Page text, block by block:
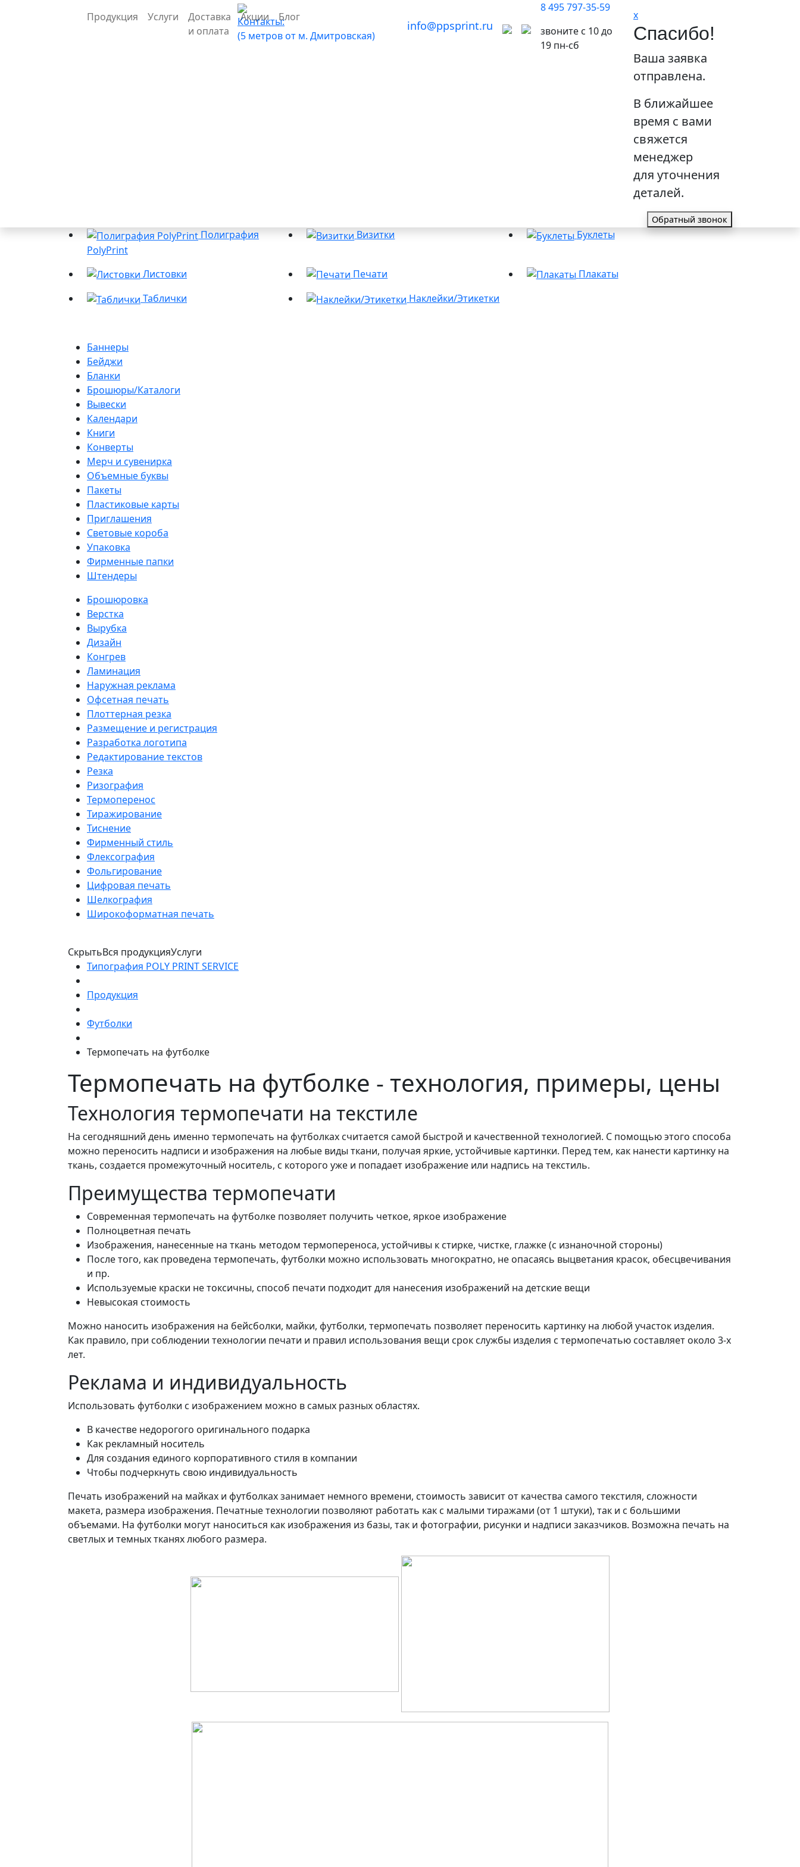
Продукция Услуги
Доставка
и оплата
Акции Блог
Контакты:
(5 метров от м. Дмитровская)
info@ppsprint.ru
8 495 797-35-59
звоните с 10 до
19 пн-сб
x
Спасибо!
Ваша заявка
отправлена.
В ближайшее
время с вами
свяжется
менеджер
для уточнения
деталей.
Обратный звонок
Полиграфия
PolyPrint
Визитки Буклеты
Листовки Печати
Плакаты
Таблички
Наклейки/Этикетки
Баннеры
Бейджи
Бланки
Брошюры/Каталоги
Вывески
Календари
Книги
Конверты
Мерч и сувенирка
Объемные буквы
Пакеты
Пластиковые карты
Приглашения
Световые короба
Упаковка
Фирменные папки
Штендеры
Брошюровка
Верстка
Вырубка
Дизайн
Конгрев
Ламинация
Наружная реклама
Офсетная печать
Плоттерная резка
Размещение и регистрация
Разработка логотипа
Редактирование текстов
Резка
Ризография
Термоперенос
Тиражирование
Тиснение
Фирменный стиль
Флексография
Фольгирование
Цифровая печать
Шелкография
Широкоформатная печать
СкрытьВся продукцияУслуги
Типография POLY PRINT SERVICE
Продукция
Футболки
Термопечать на футболке
Термопечать на футболке - технология, примеры, цены
Технология термопечати на текстиле
На сегодняшний день именно термопечать на футболках считается самой быстрой и качественной технологией. С помощью этого способа
можно переносить надписи и изображения на любые виды ткани, получая яркие, устойчивые картинки. Перед тем, как нанести картинку на
ткань, создается промежуточный носитель, с которого уже и попадает изображение или надпись на текстиль.
Преимущества термопечати
Современная термопечать на футболке позволяет получить четкое, яркое изображение
Полноцветная печать
Изображения, нанесенные на ткань методом термопереноса, устойчивы к стирке, чистке, глажке (с изнаночной стороны)
После того, как проведена термопечать, футболки можно использовать многократно, не опасаясь выцветания красок, обесцвечивания
и пр.
Используемые краски не токсичны, способ печати подходит для нанесения изображений на детские вещи
Невысокая стоимость
Можно наносить изображения на бейсболки, майки, футболки, термопечать позволяет переносить картинку на любой участок изделия.
Как правило, при соблюдении технологии печати и правил использования вещи срок службы изделия с термопечатью составляет около 3-х
лет.
Реклама и индивидуальность
Использовать футболки с изображением можно в самых разных областях.
В качестве недорогого оригинального подарка
Как рекламный носитель
Для создания единого корпоративного стиля в компании
Чтобы подчеркнуть свою индивидуальность
Печать изображений на майках и футболках занимает немного времени, стоимость зависит от качества самого текстиля, сложности
макета, размера изображения. Печатные технологии позволяют работать как с малыми тиражами (от 1 штуки), так и с большими
объемами. На футболки могут наноситься как изображения из базы, так и фотографии, рисунки и надписи заказчиков. Возможна печать на
светлых и темных тканях любого размера.